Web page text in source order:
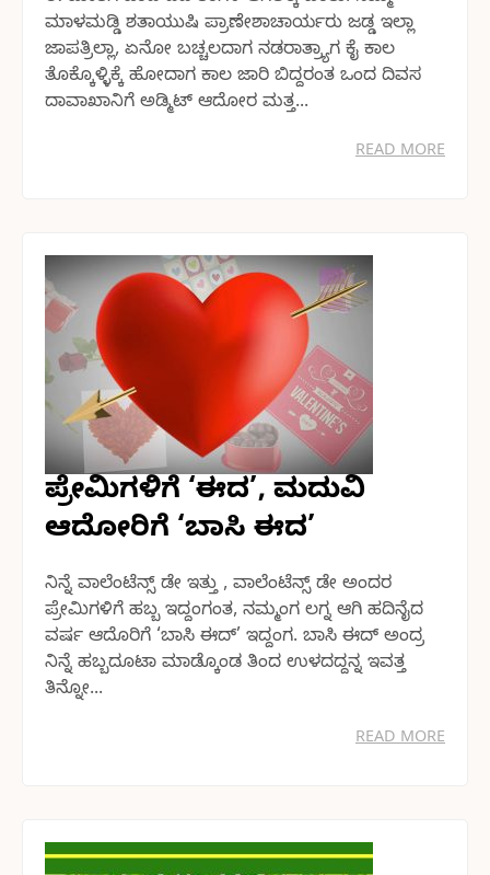
ಮಾಳಮಡ್ಡಿ ಶತಾಯುಷಿ ಪ್ರಾಣೇಶಾಚಾರ್ಯರು ಜಡ್ಡ ಇಲ್ಲಾ
ಜಾಪತ್ರಿಲ್ಲಾ, ಏನೋ ಬಚ್ಚಲದಾಗ ನಡರಾತ್ರ್ಯಾಗ ಕೈ ಕಾಲ
ತೊಕ್ಕೊಳ್ಳಿಕ್ಕೆ ಹೋದಾಗ ಕಾಲ ಜಾರಿ ಬಿದ್ದರಂತ ಒಂದ ದಿವಸ
ದಾವಾಖಾನಿಗೆ ಅಡ್ಮಿಟ್ ಆದೋರ ಮತ್ತ...
READ MORE
ಪ್ರೇಮಿಗಳಿಗೆ ‘ಈದ’, ಮದುವಿ
ಆದೋರಿಗೆ ‘ಬಾಸಿ ಈದ’
ನಿನ್ನೆ ವಾಲೆಂಟೆನ್ಸ್ ಡೇ ಇತ್ತು , ವಾಲೆಂಟೆನ್ಸ್ ಡೇ ಅಂದರ
ಪ್ರೇಮಿಗಳಿಗೆ ಹಬ್ಬ ಇದ್ದಂಗಂತ, ನಮ್ಮಂಗ ಲಗ್ನ ಆಗಿ ಹದಿನೈದ
ವರ್ಷ ಆದೊರಿಗೆ ‘ಬಾಸಿ ಈದ್’ ಇದ್ದಂಗ. ಬಾಸಿ ಈದ್ ಅಂದ್ರ
ನಿನ್ನೆ ಹಬ್ಬದೂಟಾ ಮಾಡ್ಕೊಂಡ ತಿಂದ ಉಳದದ್ದನ್ನ ಇವತ್ತ
ತಿನ್ನೋ...
READ MORE